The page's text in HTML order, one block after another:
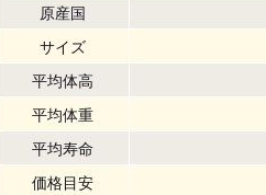
原産国
サイズ
平均体高
平均体重
平均寿命
価格目安